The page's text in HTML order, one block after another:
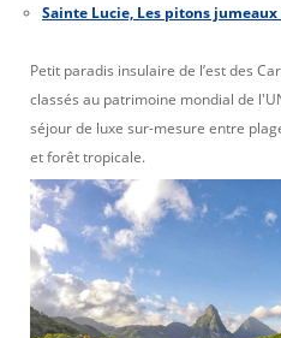
Sainte Lucie, Les pitons
Petit paradis insulaire de l’est des
classés au patrimoine mondial de
séjour de luxe sur-mesure entre
et forêt tropicale.